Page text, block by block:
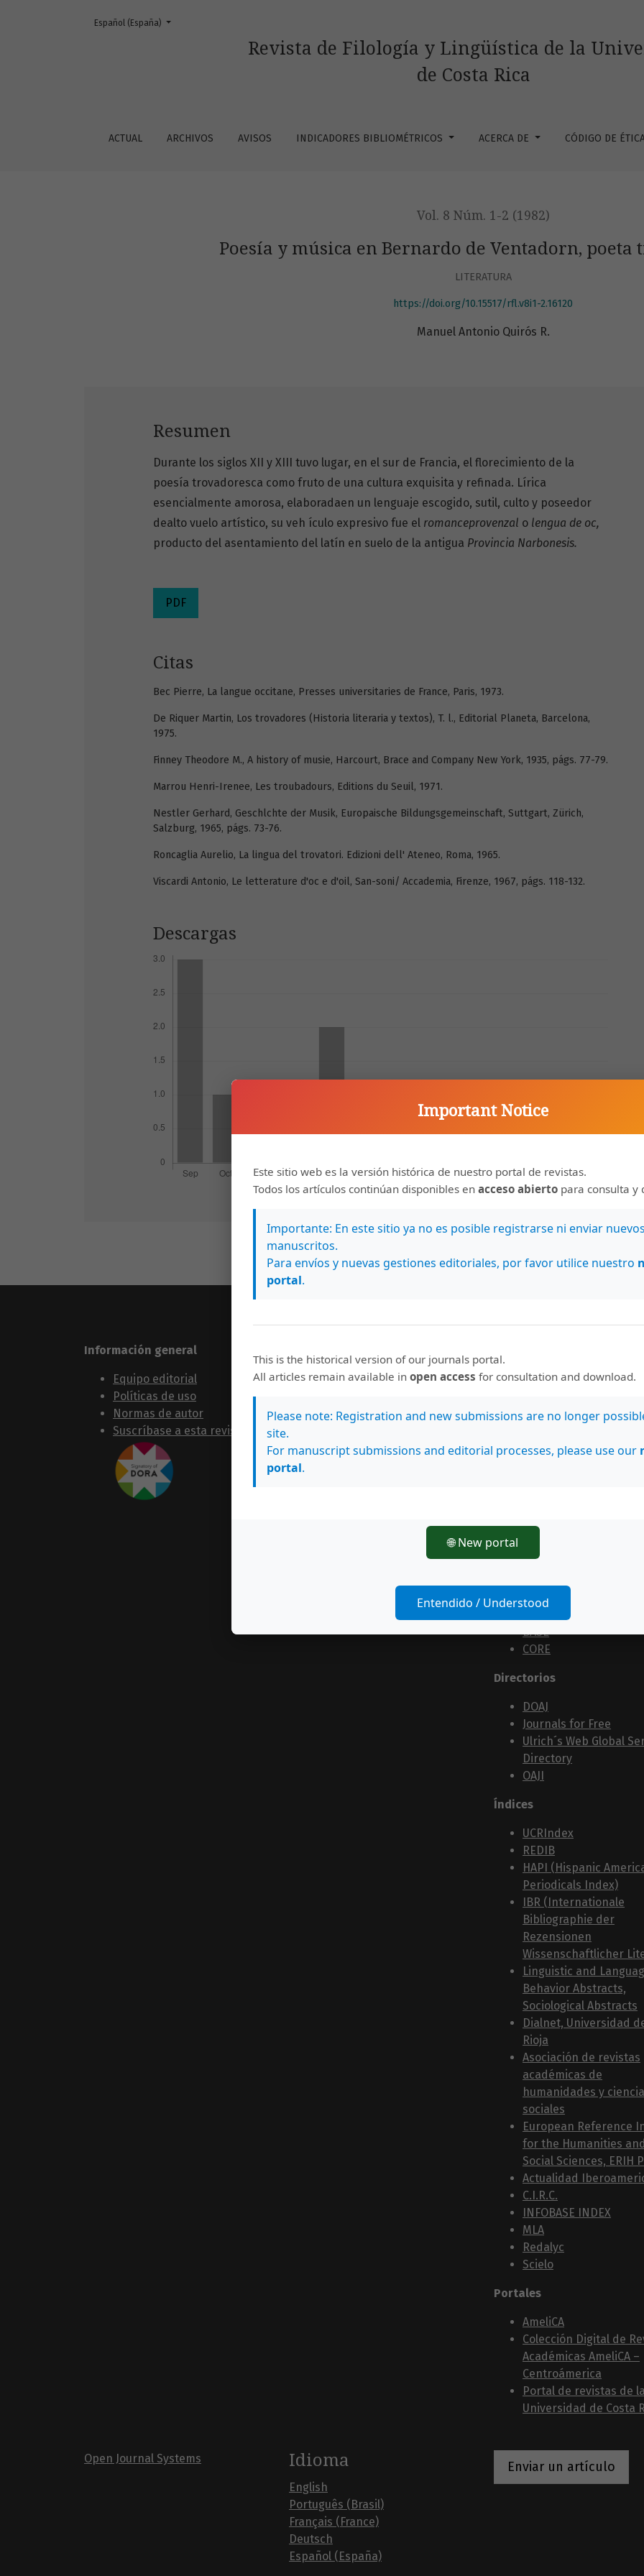
Poesía y música en Bernardo de Ventadorn, poeta trovadoresco
Revista de Filología y Lingüística de la
de Costa Rica
ACTUAL ARCHIVOS AVISOS INDICADORES BIBLIOMÉTRICOS ACERCA DE CÓDIGO DE
Cambiar el idioma. El actual es:
Español (España)
Vol. 8 Núm. 1-2 (1982)
Poesía y música en Bernardo de Ventadorn, poeta
LITERATURA
https://doi.org/10.15517/rfl.v8i1-2.16120
Manuel Antonio Quirós R.
Resumen
Durante los siglos XII y XIII tuvo lugar, en el sur de Francia, el florecimiento de la
poesía trovadoresca como fruto de una cultura exquisita y refinada. Lírica
esencialmente amorosa, elaboradaen un lenguaje escogido, sutil, culto y poseedor
dealto vuelo artístico, su veh ículo expresivo fue el romanceprovenzal o lengua de oc,
producto del asentamiento del latín en suelo de la antigua Provincia Narbonesis.
PDF
Citas
Bec Pierre, La langue occitane, Presses universitaries de France, Paris, 1973.
De Riquer Martin, Los trovadores (Historia literaria y textos), T. l., Editorial Planeta, Barcelona,
1975.
Finney Theodore M., A history of musie, Harcourt, Brace and Company New York, 1935, págs. 77-79.
Marrou Henri-Irenee, Les troubadours, Editions du Seuil, 1971.
Nestler Gerhard, Geschlchte der Musik, Europaische Bildungsgemeinschaft, Suttgart, Zürich,
Salzburg, 1965, págs. 73-76.
Roncaglia Aurelio, La lingua del trovatori. Edizioni dell' Ateneo, Roma, 1965.
Viscardi Antonio, Le letterature d'oc e d'oil, San-soni/ Accademia, Firenze, 1967, págs. 118-132.
Descargas
Información general
Equipo editorial
Políticas de uso
Normas de autor
Suscríbase a esta revista
Bases de datos
Latinoamericanas en
COPAC
Latinoamericana)
LatinREV
BASE
CORE
Directorios
DOAJ
Journals for Free
Ulrich´s Web Global
Directory
OAJI
Índices
UCRIndex
REDIB
HAPI (Hispanic
Periodicals Index)
IBR (Internationale
Bibliographie der
Rezensionen
Wissenschaftlicher
Linguistic and
Behavior Abstracts,
Sociological Abstracts
Dialnet, Universidad
Rioja
Asociación de revistas
académicas de
humanidades y
sociales
European Reference
for the Humanities and
Social Sciences, ERIH
Actualidad
C.I.R.C.
INFOBASE INDEX
MLA
Redalyc
Scielo
Portales
AmeliCA
Colección Digital de
Académicas AmeliCA –
Centroámerica
Portal de revistas de la
Universidad de Costa
Open Journal Systems Idioma
English
Português (Brasil)
Français (France)
Deutsch
Español (España)
Enviar un artículo
Important Notice
Este sitio web es la versión histórica de nuestro portal de revistas.
Todos los artículos continúan disponibles en acceso abierto para consulta y
Importante: En este sitio ya no es posible registrarse ni enviar nuevos
manuscritos.
Para envíos y nuevas gestiones editoriales, por favor utilice nuestro
portal.
This is the historical version of our journals portal.
All articles remain available in open access for consultation and download.
Please note: Registration and new submissions are no longer
site.
For manuscript submissions and editorial processes, please use our
portal.
🌐 New portal
Entendido / Understood